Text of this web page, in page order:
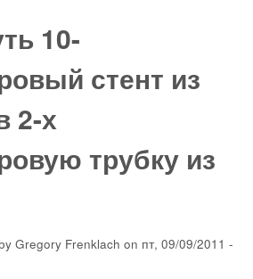
10-
стент из
2-х
трубку из
Gregory Frenklach on пт, 09/09/2011 -